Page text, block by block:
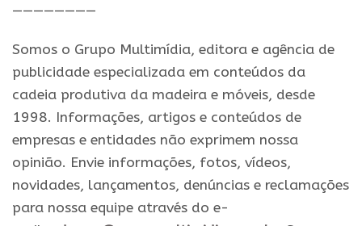
————————
Somos o Grupo Multimídia, editora e agência de
publicidade especializada em conteúdos da
cadeia produtiva da madeira e móveis, desde
1998. Informações, artigos e conteúdos de
empresas e entidades não exprimem nossa
opinião. Envie informações, fotos, vídeos,
novidades, lançamentos, denúncias e reclamações
para nossa equipe através do e-